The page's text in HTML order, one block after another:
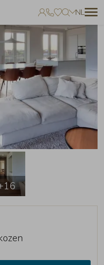
uw favorieten door op het
NL